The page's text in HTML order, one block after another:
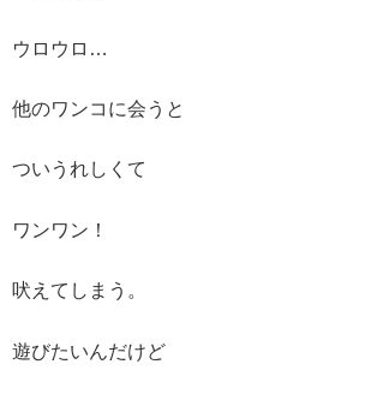
ウロウロ…
他のワンコに会うと
ついうれしくて
ワンワン！
吠えてしまう。
遊びたいんだけど